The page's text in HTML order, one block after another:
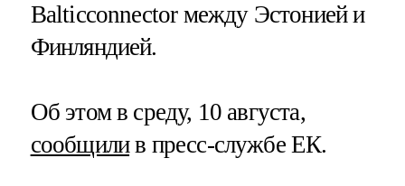
Balticconnector между Эстонией и
Финляндией.
Об этом в среду, 10 августа,
сообщилив пресс-службе ЕК.